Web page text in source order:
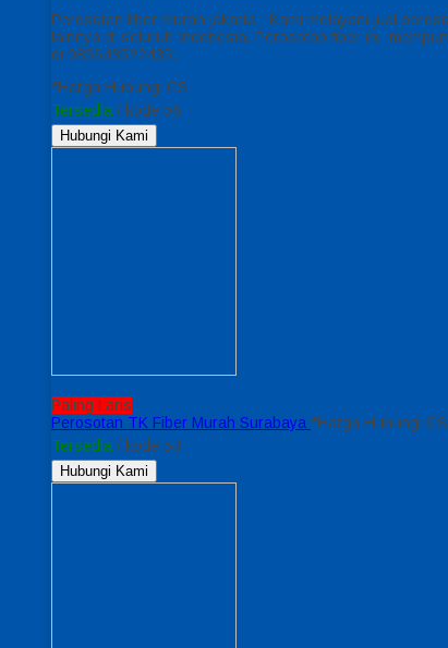
Perosotan fiber murah jakarta Kami melayani jual
lainnya di seluruh Indonesia. Perosotan fiber ini
di 085643522435.
*Harga Hubungi CS
Tersedia / kode 56
Hubungi Kami
Paling Laris
Perosotan TK Fiber Murah Surabaya *Harga Hubungi CS
Tersedia / kode 53
Hubungi Kami